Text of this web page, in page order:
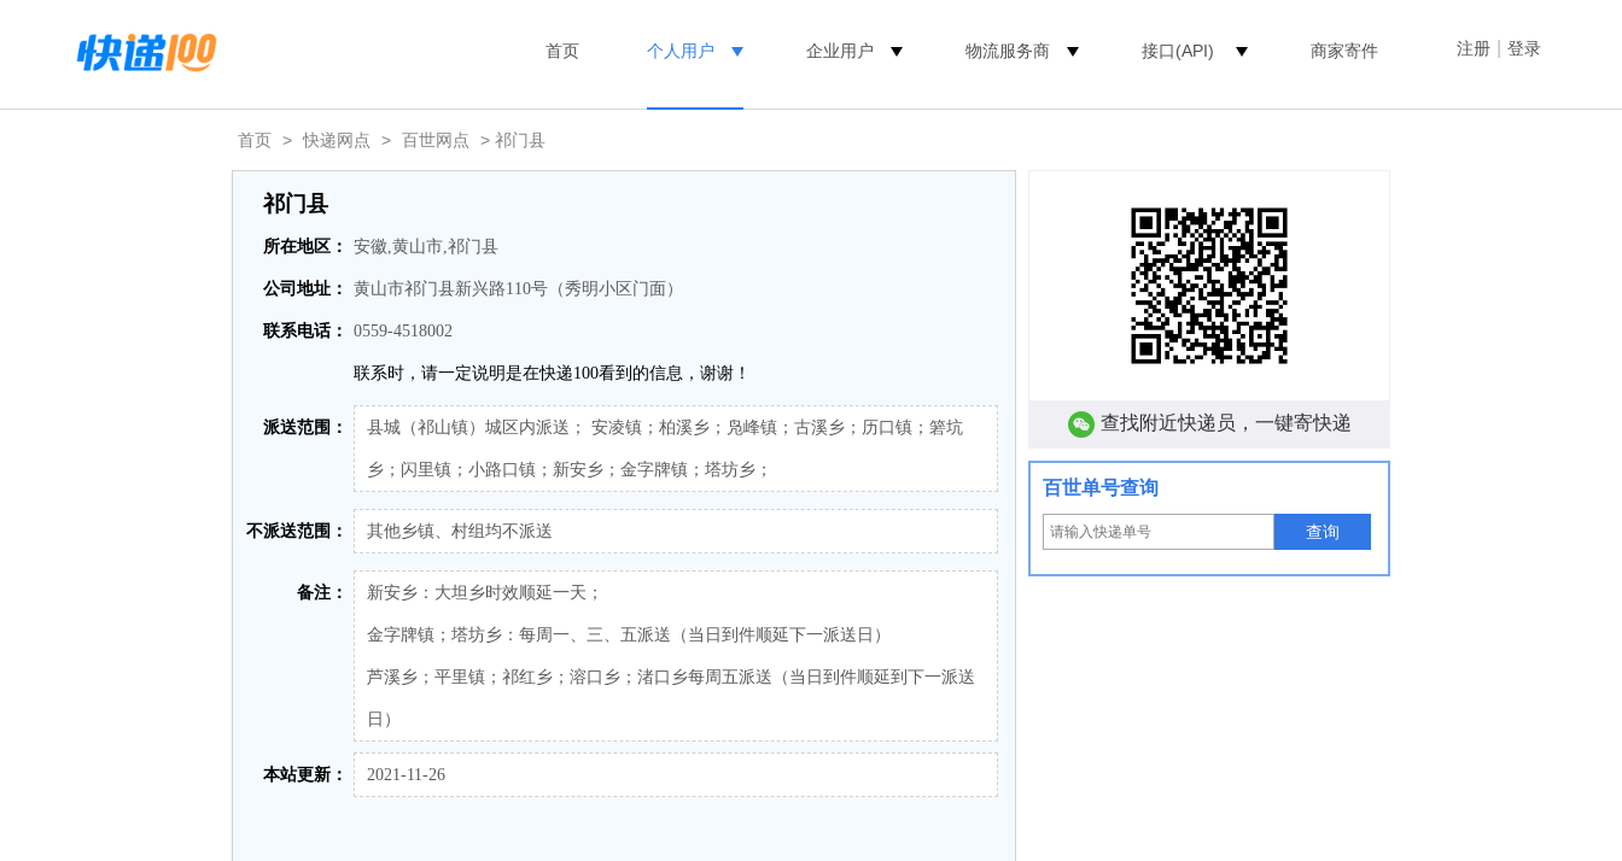
注册 登录
首页 个人用户 企业用户 物流服务商 接口(API) 商家寄件
首页 > 快递网点 > 百世网点 > 祁门县
祁门县
所在地区： 安徽,黄山市,祁门县
公司地址： 黄山市祁门县新兴路110号（秀明小区门面）
联系电话： 0559-4518002
联系时，请一定说明是在快递100看到的信息，谢谢！
派送范围： 县城（祁山镇）城区内派送； 安凌镇；柏溪乡；凫峰镇；古溪乡；历口镇；箬坑
乡；闪里镇；小路口镇；新安乡；金字牌镇；塔坊乡；
不派送范围： 其他乡镇、村组均不派送
备注： 新安乡：大坦乡时效顺延一天；
金字牌镇；塔坊乡：每周一、三、五派送（当日到件顺延下一派送日）
芦溪乡；平里镇；祁红乡；溶口乡；渚口乡每周五派送（当日到件顺延到下一派送
日）
本站更新： 2021-11-26
查找附近快递员，一键寄快递
百世单号查询
查询